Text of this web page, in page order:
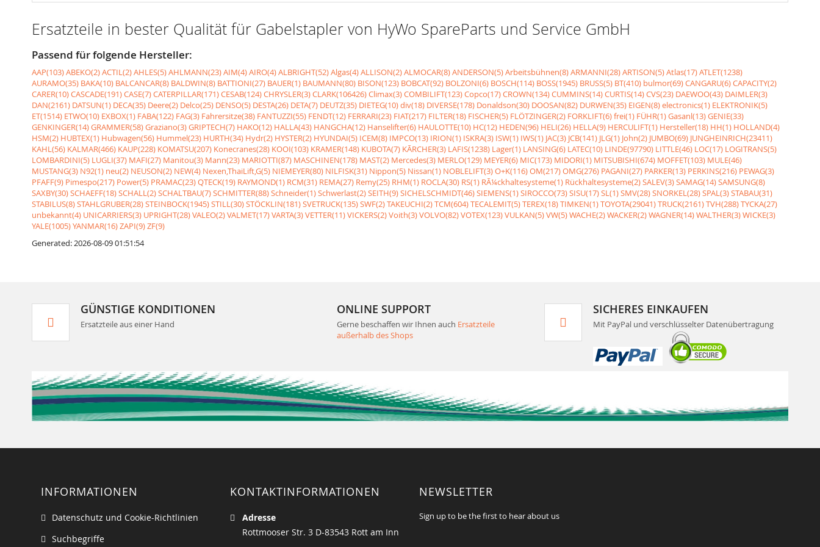
Ersatzteile in bester Qualität für Gabelstapler von HyWo SpareParts und Service GmbH
Passend für folgende Hersteller:
AAP(103)ABEKO(2)ACTIL(2)AHLES(5)AHLMANN(23)AIM(4)AIRO(4)ALBRIGHT(52)Algas(4)ALLISON(2)ALMOCAR(8)ANDERSON(5)Arbeitsbühnen(8)ARMANNI(28)ARTISON(5)Atlas(17)ATLET(1238)
AURAMO(35) BAKA(10) BALCANCAR(8) BALDWIN(8) BATTIONI(27) BAUER(1) BAUMANN(80) BISON(123) BOBCAT(92) BOLZONI(6) BOSCH(114) BOSS(1945) BRUSS(5) BT(410) bulmor(69)CANGARU(6)CAPACITY(2)
CARER(10)CASCADE(191)CASE(7)CATERPILLAR(171)CESAB(124)CHRYSLER(3)CLARK(106426)Climax(3)COMBILIFT(123)Copco(17)CROWN(134)CUMMINS(14)CURTIS(14)CVS(23) DAEWOO(43) DAIMLER(3)
DAN(2161) DATSUN(1) DECA(35) Deere(2) Delco(25) DENSO(5) DESTA(26) DETA(7) DEUTZ(35) DIETEG(10)div(18) DIVERSE(178) Donaldson(30) DOOSAN(82) DURWEN(35) EIGEN(8)electronics(1) ELEKTRONIK(5)
ET(1514) ETWO(10) EXBOX(1) FABA(122) FAG(3) Fahrersitze(38) FANTUZZI(55) FENDT(12) FERRARI(23) FIAT(217) FILTER(18) FISCHER(5) FLÖTZINGER(2) FORKLIFT(6)frei(1) FÜHR(1)Gasanl(13)GENIE(33)
GENKINGER(14)GRAMMER(58)Graziano(3)GRIPTECH(7) HAKO(12) HALLA(43) HANGCHA(12) Hanselifter(6) HAULOTTE(10) HC(12) HEDEN(96) HELI(26) HELLA(9) HERCULIFT(1) Hersteller(18) HH(1) HOLLAND(4)
HSM(2) HUBTEX(1) Hubwagen(56) Hummel(23) HURTH(34) Hydr(2) HYSTER(2) HYUNDAI(5) ICEM(8) IMPCO(13) IRION(1) ISKRA(3) ISW(1) IWS(1) JAC(3) JCB(141) JLG(1) John(2) JUMBO(69) JUNGHEINRICH(23411)
KAHL(56) KALMAR(466) KAUP(228) KOMATSU(207) Konecranes(28) KOOI(103) KRAMER(148) KUBOTA(7) KÃRCHER(3) LAFIS(1238) Lager(1) LANSING(6) LATEC(10) LINDE(97790) LITTLE(46) LOC(17) LOGITRANS(5)
LOMBARDINI(5) LUGLI(37) MAFI(27) Manitou(3) Mann(23) MARIOTTI(87) MASCHINEN(178) MAST(2) Mercedes(3) MERLO(129) MEYER(6) MIC(173) MIDORI(1) MITSUBISHI(674) MOFFET(103) MULE(46)
MUSTANG(3) N92(1) neu(2) NEUSON(2) NEW(4) Nexen,ThaiLift,G(5) NIEMEYER(80) NILFISK(31) Nippon(5) Nissan(1) NOBLELIFT(3)O+K(116)OM(217)OMG(276) PAGANI(27) PARKER(13) PERKINS(216) PEWAG(3)
PFAFF(9) Pimespo(217) Power(5) PRAMAC(23)QTECK(19) RAYMOND(1) RCM(31) REMA(27) Remy(25) RHM(1) ROCLA(30) RS(1) RÃ¼ckhaltesysteme(1) Rückhaltesysteme(2)SALEV(3)SAMAG(14)SAMSUNG(8)
SAXBY(30)SCHAEFF(18)SCHALL(2)SCHALTBAU(7)SCHMITTER(88)Schneider(1)Schwerlast(2)SEITH(9)SICHELSCHMIDT(46)SIEMENS(1)SIROCCO(73)SISU(17)SL(1)SMV(28)SNORKEL(28)SPAL(3)STABAU(31)
STABILUS(8)STAHLGRUBER(28)STEINBOCK(1945)STILL(30)STÖCKLIN(181)SVETRUCK(135)SWF(2)TAKEUCHI(2)TCM(604)TECALEMIT(5)TEREX(18)TIMKEN(1)TOYOTA(29041)TRUCK(2161)TVH(288)TYCKA(27)
unbekannt(4) UNICARRIERS(3) UPRIGHT(28)VALEO(2)VALMET(17)VARTA(3)VETTER(11)VICKERS(2)Voith(3)VOLVO(82)VOTEX(123)VULKAN(5)VW(5)WACHE(2)WACKER(2)WAGNER(14)WALTHER(3)WICKE(3)
YALE(1005)YANMAR(16)ZAPI(9)ZF(9)
Generated: 2026-08-09 01:51:54
GÜNSTIGE KONDITIONEN
Ersatzteile aus einer Hand
ONLINE SUPPORT
Gerne beschaffen wir Ihnen auch Ersatzteile
außerhalb des Shops
SICHERES EINKAUFEN
Mit PayPal und verschlüsselter Datenübertragung
INFORMATIONEN
Datenschutz und Cookie-Richtlinien
Suchbegriffe
KONTAKTINFORMATIONEN
Adresse
Rottmooser Str. 3 D-83543 Rott am Inn
NEWSLETTER
Sign up to be the first to hear about us